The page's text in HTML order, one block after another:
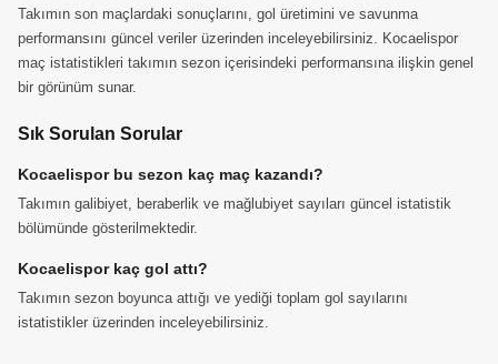
Takımın son maçlardaki sonuçlarını, gol üretimini ve savunma
performansını güncel veriler üzerinden inceleyebilirsiniz. Kocaelispor
maç istatistikleri takımın sezon içerisindeki performansına ilişkin genel
bir görünüm sunar.
Sık Sorulan Sorular
Kocaelispor bu sezon kaç maç kazandı?
Takımın galibiyet, beraberlik ve mağlubiyet sayıları güncel istatistik
bölümünde gösterilmektedir.
Kocaelispor kaç gol attı?
Takımın sezon boyunca attığı ve yediği toplam gol sayılarını
istatistikler üzerinden inceleyebilirsiniz.